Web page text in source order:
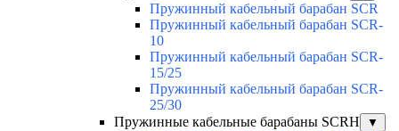
Пружинный кабельный барабан SCR
Пружинный кабельный барабан SCR-
10
Пружинный кабельный барабан SCR-
15/25
Пружинный кабельный барабан SCR-
25/30
Пружинные кабельные барабаны SCRH
▼